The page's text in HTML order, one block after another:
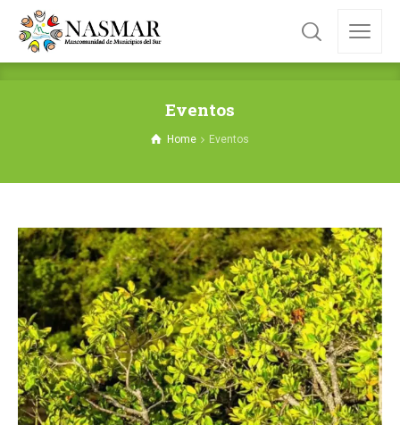
Eventos
Home Eventos